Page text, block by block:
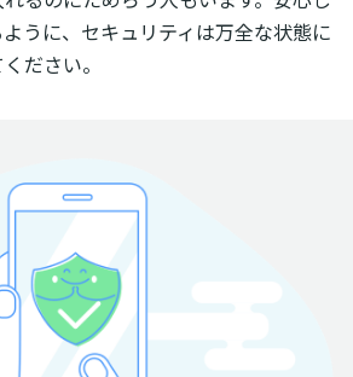
うに、セキュリティは万全な状態に
ださい。